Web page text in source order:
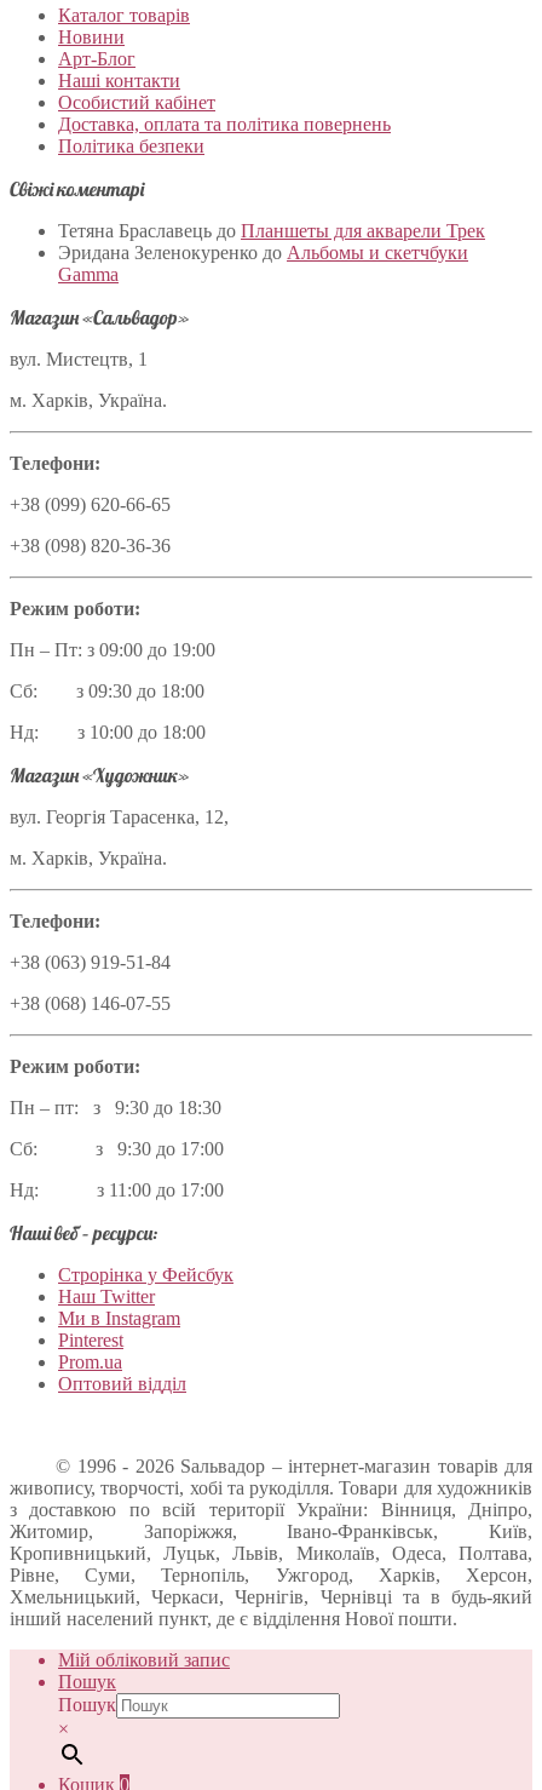
Каталог товарів
Новини
Арт-Блог
Наші контакти
Особистий кабінет
Доставка, оплата та політика повернень
Політика безпеки
Свіжі коментарі
Тетяна Браславець до Планшеты для акварели Трек
Эридана Зеленокуренко до Альбомы и скетчбуки
Gamma
Магазин «Сальвадор»
вул. Мистецтв, 1
м. Харків, Україна.
Телефони:
+38 (099) 620-66-65
+38 (098) 820-36-36
Режим роботи:
Пн – Пт: з 09:00 до 19:00
Сб: з 09:30 до 18:00
Нд: з 10:00 до 18:00
Магазин «Художник»
вул. Георгія Тарасенка, 12,
м. Харків, Україна.
Телефони:
+38 (063) 919-51-84
+38 (068) 146-07-55
Режим роботи:
Пн – пт: з 9:30 до 18:30
Сб: з 9:30 до 17:00
Нд: з 11:00 до 17:00
Наші веб – ресурси:
Строрінка у Фейсбук
Наш Twitter
Ми в Instagram
Pinterest
Prom.ua
Оптовий відділ
© 1996 - 2026 Sальвадор – інтернет-магазин товарів для
живопису, творчості, хобі та рукоділля. Товари для художників
з доставкою по всій території України: Вінниця, Дніпро,
Житомир, Запоріжжя, Івано-Франківськ, Київ,
Кропивницький, Луцьк, Львів, Миколаїв, Одеса, Полтава,
Рівне, Суми, Тернопіль, Ужгород, Харків, Херсон,
Хмельницький, Черкаси, Чернігів, Чернівці та в будь-який
інший населений пункт, де є відділення Нової пошти.
Мій обліковий запис
Пошук
Пошук
×
Кошик 0